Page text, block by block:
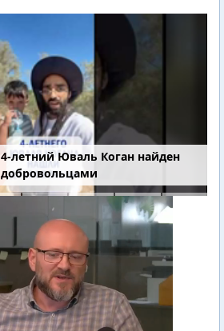
4-летний Юваль Коган найден
добровольцами